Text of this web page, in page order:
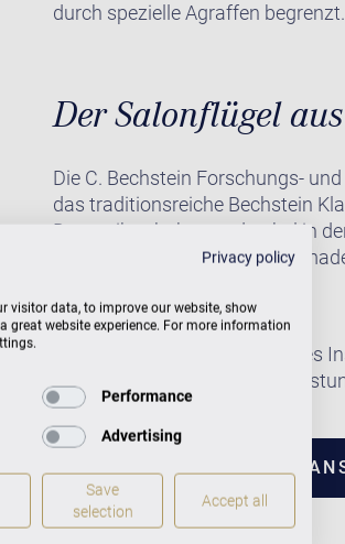
durch spezielle Agraffen
Der Salonflügel
Die C. Bechstein Forschungs-
das traditionsreiche Bechstein
Dynamik, erhaben und nobel in
speziellen Hammerköpfen –
Auf Wunsch erhalten Sie dieses
Sie weiter unten bei
FLÜGEL IM CENTRUM
Privacy policy
visitor data, to improve our website, show
great website experience. For more information
Performance
Advertising
Save
selection
Accept all